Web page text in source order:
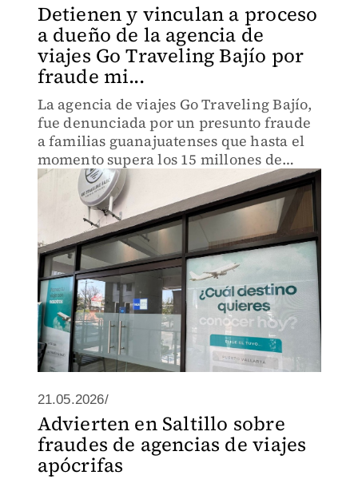
Detienen y vinculan a proceso
a dueño de la agencia de
viajes Go Traveling Bajío por
fraude mi...
La agencia de viajes Go Traveling Bajío,
fue denunciada por un presunto fraude
a familias guanajuatenses que hasta el
momento supera los 15 millones de
pesos.
21.05.2026/
Advierten en Saltillo sobre
fraudes de agencias de viajes
apócrifas